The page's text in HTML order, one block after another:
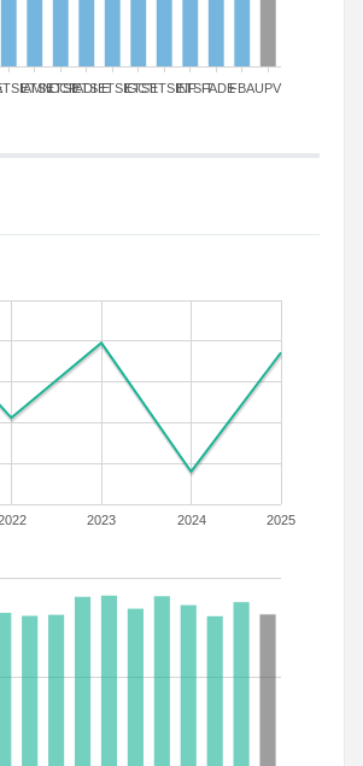
ETSICCP
ETSIADI
ETSIEETSIGCT
ETSIIETSINFETSITFADEFBAUPV
2023 2024 2025